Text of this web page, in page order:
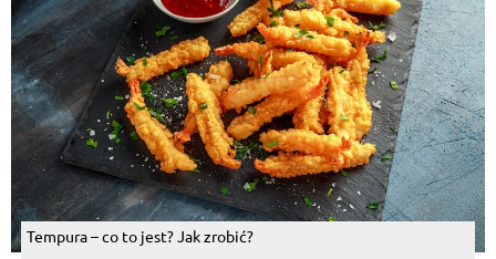
Tempura – co to jest? Jak zrobić?